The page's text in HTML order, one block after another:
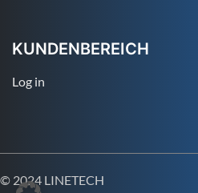
KUNDENBEREICH
Log in
© 2024 LINETECH